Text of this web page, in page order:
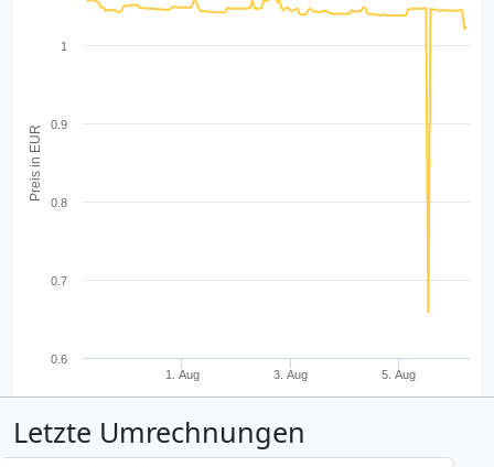
Preis in EUR
1. Aug 3. Aug 5. Aug
0.6
0.7
0.8
0.9
1
Letzte Umrechnungen